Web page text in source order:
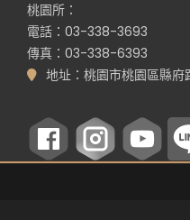
桃園所：
電話：03-338-3693
傳真：03-338-6393
地址：桃園市桃園區縣府